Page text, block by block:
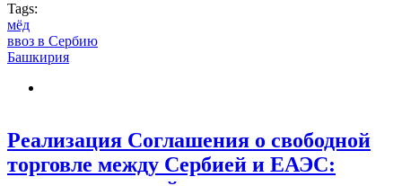
Tags:
мёд
ввоз в Сербию
Башкирия
Реализация Соглашения о свободной
торговле между Сербией и ЕАЭС: